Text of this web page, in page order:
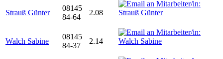
Strauß Günter
08145
84-64
2.08
Walch Sabine
08145
84-37
2.14